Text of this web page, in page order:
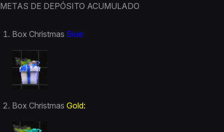
METAS DE DEPÓSITO ACUMULADO
Box Christmas Blue:
Box Christmas Gold: